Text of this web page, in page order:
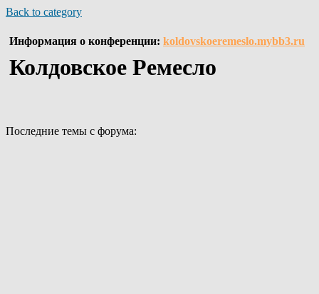
Back to category
Информация о конференции: koldovskoeremeslo.mybb3.ru
Колдовское Ремесло
Последние темы с форума: